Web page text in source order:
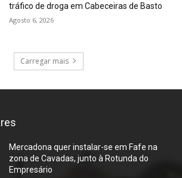
tráfico de droga em Cabeceiras de Basto
Agosto 6, 2026
Carregar mais
Mercadona quer instalar-se em Fafe na
zona de Cavadas, junto à Rotunda do
Empresário